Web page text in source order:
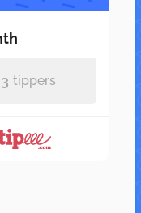
3 tippers